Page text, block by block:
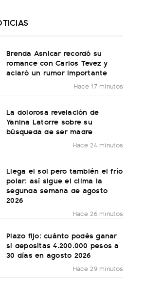
Brenda Asnicar recordó su
romance con Carlos Tevez y
aclaró un rumor importante
Hace 17 minutos
La dolorosa revelación de
Yanina Latorre sobre su
búsqueda de ser madre
Hace 24 minutos
Llega el sol pero también el frío
polar: así sigue el clima la
segunda semana de agosto
2026
Hace 26 minutos
Plazo fijo: cuánto podés ganar
si depositas 4.200.000 pesos a
30 días en agosto 2026
Hace 29 minutos